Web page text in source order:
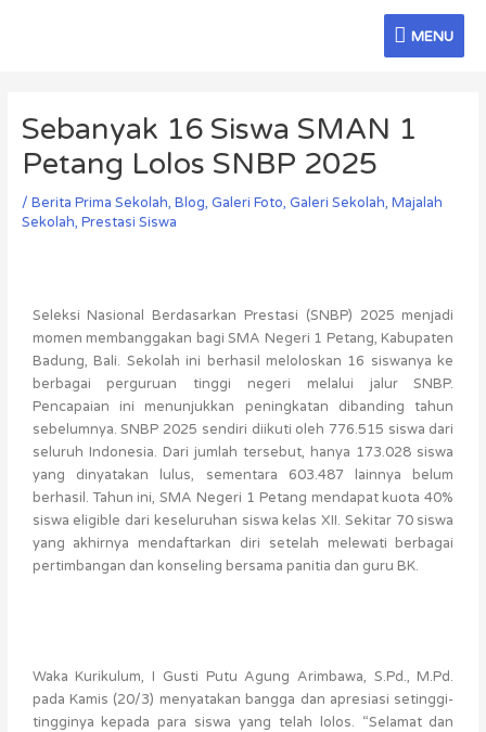
MENU
MENU
Sebanyak 16 Siswa SMAN 1
Petang Lolos SNBP 2025
/ Berita Prima Sekolah, Blog, Galeri Foto, Galeri Sekolah, Majalah
Sekolah, Prestasi Siswa
Seleksi Nasional Berdasarkan Prestasi (SNBP) 2025 menjadi
momen membanggakan bagi SMA Negeri 1 Petang, Kabupaten
Badung, Bali. Sekolah ini berhasil meloloskan 16 siswanya ke
berbagai perguruan tinggi negeri melalui jalur SNBP.
Pencapaian ini menunjukkan peningkatan dibanding tahun
sebelumnya. SNBP 2025 sendiri diikuti oleh 776.515 siswa dari
seluruh Indonesia. Dari jumlah tersebut, hanya 173.028 siswa
yang dinyatakan lulus, sementara 603.487 lainnya belum
berhasil. Tahun ini, SMA Negeri 1 Petang mendapat kuota 40%
siswa eligible dari keseluruhan siswa kelas XII. Sekitar 70 siswa
yang akhirnya mendaftarkan diri setelah melewati berbagai
pertimbangan dan konseling bersama panitia dan guru BK.
Waka Kurikulum, I Gusti Putu Agung Arimbawa, S.Pd., M.Pd.
pada Kamis (20/3) menyatakan bangga dan apresiasi setinggi-
tingginya kepada para siswa yang telah lolos. “Selamat dan